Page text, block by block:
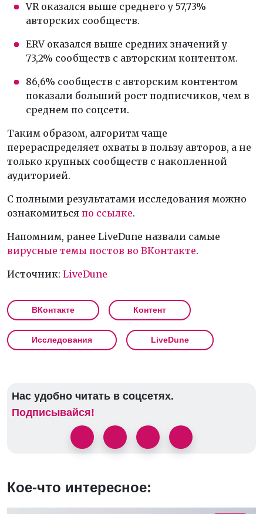
VR оказался выше среднего у 57,73%
авторских сообществ.
ERV оказался выше средних значений у
73,2% сообществ с авторским контентом.
86,6% сообществ с авторским контентом
показали больший рост подписчиков, чем в
среднем по соцсети.
Таким образом, алгоритм чаще
перераспределяет охваты в пользу авторов, а не
только крупных сообществ с накопленной
аудиторией.
С полными результатами исследования можно
ознакомиться по ссылке.
Напомним, ранее LiveDune назвали самые
вирусные темы постов во ВКонтакте.
Источник: LiveDune
ВКонтакте Контент
Исследования LiveDune
Нас удобно читать в соцсетях.
Подписывайся!
Кое-что интересное: